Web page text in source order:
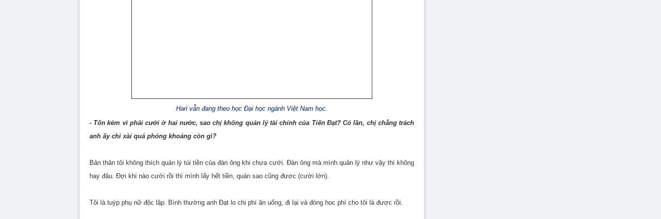
Hari vẫn đang theo học Đại học ngành Việt Nam học.
- Tốn kém vì phải cưới ở hai nước, sao chị không quản lý tài chính của Tiến Đạt? Có lần, chị chẳng trách
anh ấy chi xài quá phóng khoáng còn gì?
Bản thân tôi không thích quản lý túi tiền của đàn ông khi chưa cưới. Đàn ông mà mình quản lý như vậy thì không
hay đâu. Đợi khi nào cưới rồi thì mình lấy hết tiền, quản sao cũng được (cười lớn).
Tôi là tuýp phụ nữ độc lập. Bình thường anh Đạt lo chi phí ăn uống, đi lại và đóng học phí cho tôi là được rồi.